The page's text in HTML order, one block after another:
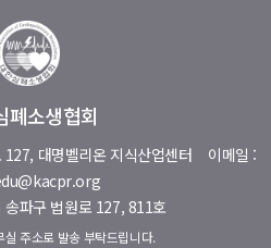
폐소생협회
대명벨리온 지식산업센터 이메일 :
송파구 법원로 127, 811호
실 주소로 발송 부탁드립니다.